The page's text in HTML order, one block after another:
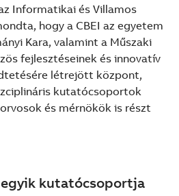
Informatikai és Villamos
hogy a CBEI az egyetem
Kara, valamint a Műszaki
fejlesztéseinek és innovatív
létrejött központ,
kutatócsoportok
és mérnökök is részt
kutatócsoportja